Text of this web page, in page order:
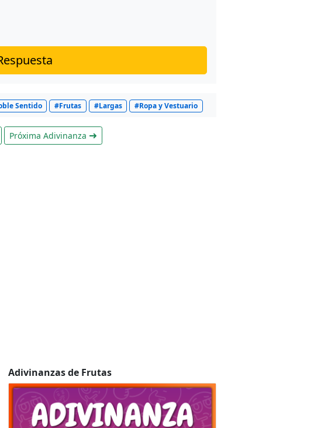
Sentido #Frutas #Largas #Ropa y Vestuario
Próxima Adivinanza
Adivinanzas de Frutas